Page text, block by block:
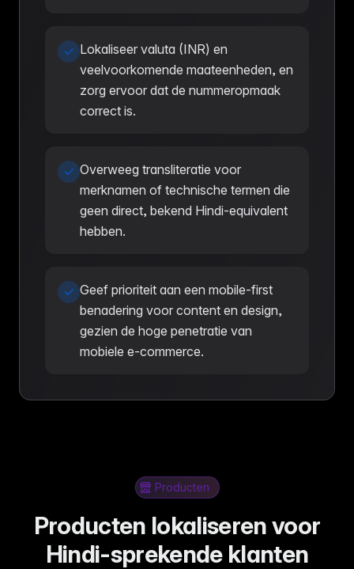
Lokaliseer valuta (INR) en
veelvoorkomende maateenheden, en
zorg ervoor dat de nummeropmaak
correct is.
Overweeg transliteratie voor
merknamen of technische termen die
geen direct, bekend Hindi-equivalent
hebben.
Geef prioriteit aan een mobile-first
benadering voor content en design,
gezien de hoge penetratie van
mobiele e-commerce.
Producten
Producten lokaliseren voor
Hindi-sprekende klanten